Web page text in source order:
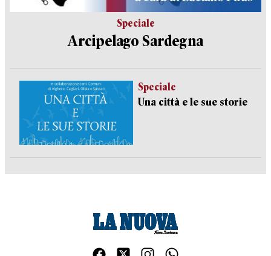
Speciale
Arcipelago Sardegna
Speciale
Una città e le sue storie